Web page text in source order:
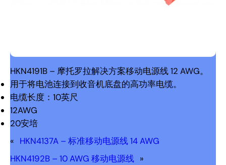
HKN4191B – 摩托罗拉解决方案移动电源线 12 AWG。
用于将电池连接到收音机底盘的高功率电缆。
电缆长度：10英尺
12AWG
20安培
« HKN4137A – 标准移动电源线 14 AWG
HKN4192B – 10 AWG 移动电源线 »